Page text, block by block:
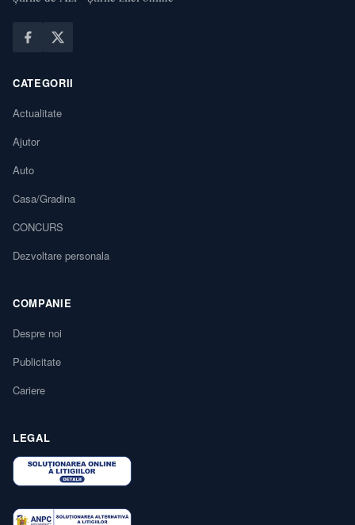
CATEGORII
Actualitate
Ajutor
Auto
Casa/Gradina
CONCURS
Dezvoltare personala
COMPANIE
Despre noi
Publicitate
Cariere
LEGAL